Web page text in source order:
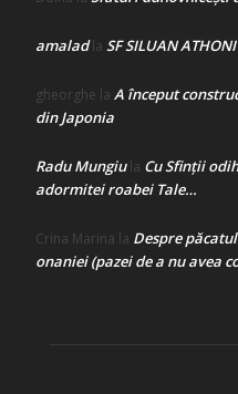
amaladla SF SILUAN
gheorghe la A început
din Japonia
Radu Mungiula Cu Sfinții
adormitei roabei Tale…
Crina Marina la Despre
onaniei (pazei de a nu avea